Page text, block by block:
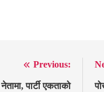
Previous:
पार्टी एकताको